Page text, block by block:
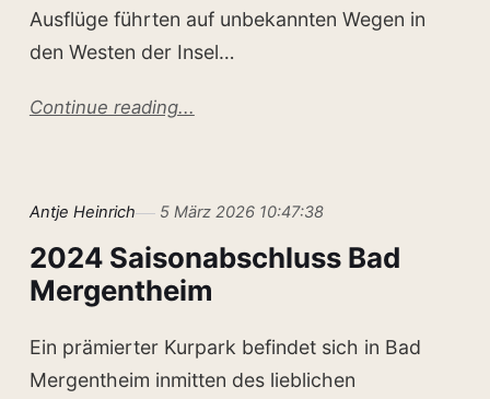
Ausflüge führten auf unbekannten Wegen in
den Westen der Insel…
Continue reading...
Antje Heinrich 5 März 2026 10:47:38
2024 Saisonabschluss Bad
Mergentheim
Ein prämierter Kurpark befindet sich in Bad
Mergentheim inmitten des lieblichen